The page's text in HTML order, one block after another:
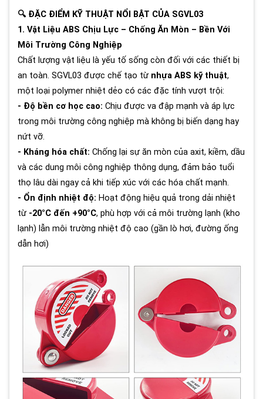
🔍 ĐẶC ĐIỂM KỸ THUẬT NỔI BẬT CỦA SGVL03
1. Vật Liệu ABS Chịu Lực – Chống Ăn Mòn – Bền Với
Môi Trường Công Nghiệp
Chất lượng vật liệu là yếu tố sống còn đối với các thiết bị
an toàn. SGVL03 được chế tạo từ nhựa ABS kỹ thuật,
một loại polymer nhiệt dẻo có các đặc tính vượt trội:
- Độ bền cơ học cao: Chịu được va đập mạnh và áp lực
trong môi trường công nghiệp mà không bị biến dạng hay
nứt vỡ.
- Kháng hóa chất: Chống lại sự ăn mòn của axit, kiềm, dầu
và các dung môi công nghiệp thông dụng, đảm bảo tuổi
thọ lâu dài ngay cả khi tiếp xúc với các hóa chất mạnh.
- Ổn định nhiệt độ: Hoạt động hiệu quả trong dải nhiệt
từ -20°C đến +90°C, phù hợp với cả môi trường lạnh (kho
lạnh) lẫn môi trường nhiệt độ cao (gần lò hơi, đường ống
dẫn hơi)